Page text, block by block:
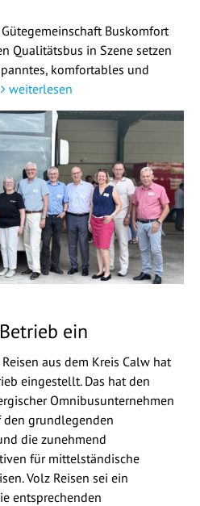
Buskomfort
Qualitätsbus in Szene setzen
komfortables und
weiterlesen
ein
aus dem Kreis Calw hat
eingestellt. Das hat den
Omnibusunternehmen
den grundlegenden
die zunehmend
für mittelständische
Volz Reisen sei ein
entsprechenden